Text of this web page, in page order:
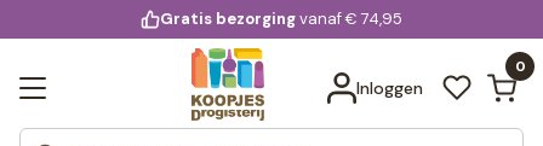
voor 20:00 uur besteld
Gratis bezorgingvanaf € 74,95
Inloggen
0
Zoeken
Categorieën
Merken
Bekijk alle resultaten